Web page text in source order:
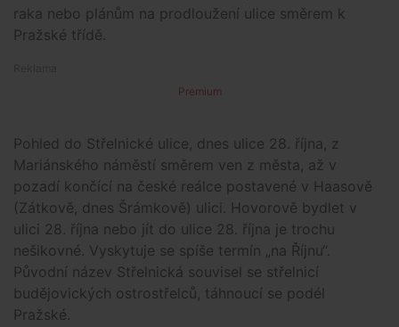
raka nebo plánům na prodloužení ulice směrem k
Pražské třídě.
Premium
Pohled do Střelnické ulice, dnes ulice 28. října, z
Mariánského náměstí směrem ven z města, až v
pozadí končící na české reálce postavené v Haasově
(Zátkově, dnes Šrámkově) ulici. Hovorově bydlet v
ulici 28. října nebo jít do ulice 28. října je trochu
nešikovné. Vyskytuje se spíše termín „na Říjnu“.
Původní název Střelnická souvisel se střelnicí
budějovických ostrostřelců, táhnoucí se podél
Pražské.